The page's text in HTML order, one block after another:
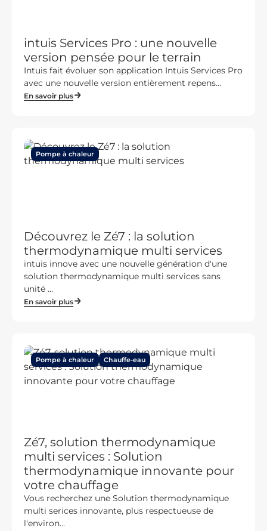
intuis Services Pro : une nouvelle
version pensée pour le terrain
Intuis fait évoluer son application Intuis Services Pro
avec une nouvelle version entièrement repens...
En savoir plus
Pompe à chaleur
Découvrez le Zé7 : la solution
thermodynamique multi services
intuis innove avec une nouvelle génération d'une
solution thermodynamique multi services sans
unité ...
En savoir plus
Pompe à chaleur Chauffe-eau
Zé7, solution thermodynamique
multi services : Solution
thermodynamique innovante pour
votre chauffage
Vous recherchez une Solution thermodynamique
multi serices innovante, plus respectueuse de
l'environ...